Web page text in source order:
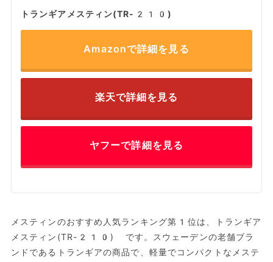
トランギアメスティン(TR-210)
Amazonで詳細を見る
楽天で詳細を見る
ヤフーで詳細を見る
メスティンのおすすめ人気ランキング第1位は、トランギア
メスティン(TR-210) です。スウェーデンの老舗ブラ
ンドであるトランギアの商品で、軽量でコンパクトなメステ